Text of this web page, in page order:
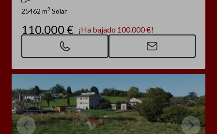
25462 m2 Solar
110.000 € ¡Ha bajado 100.000 €!